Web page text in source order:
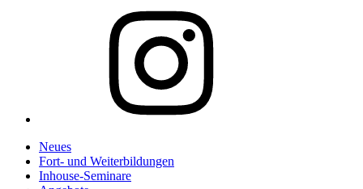
Neues
Fort- und Weiterbildungen
Inhouse-Seminare